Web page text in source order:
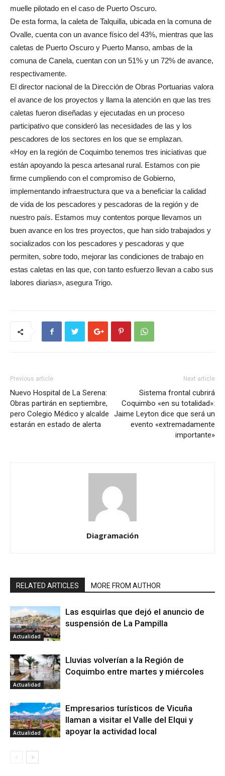
muelle pilotado en el caso de Puerto Oscuro.
De esta forma, la caleta de Talquilla, ubicada en la comuna de
Ovalle, cuenta con un avance físico del 43%, mientras que las
caletas de Puerto Oscuro y Puerto Manso, ambas de la
comuna de Canela, cuentan con un 51% y un 72% de avance,
respectivamente.
El director nacional de la Dirección de Obras Portuarias valora
el avance de los proyectos y llama la atención en que las tres
caletas fueron diseñadas y ejecutadas en un proceso
participativo que consideró las necesidades de las y los
pescadores de los sectores en los que se emplazan.
«Hoy en la región de Coquimbo tenemos tres iniciativas que
están apoyando la pesca artesanal rural. Estamos con pie
firme cumpliendo con el compromiso de Gobierno,
implementando infraestructura que va a beneficiar la calidad
de vida de los pescadores y pescadoras de la región y de
nuestro país. Estamos muy contentos porque llevamos un
buen avance en los tres proyectos, que han sido trabajados y
socializados con los pescadores y pescadoras y que
permiten, sobre todo, mejorar las condiciones de trabajo en
estas caletas en las que, con tanto esfuerzo llevan a cabo sus
labores diarias», asegura Trigo.
Previous article
Nuevo Hospital de La Serena:
Obras partirán en septiembre,
pero Colegio Médico y alcalde
estarán en estado de alerta
Next article
Sistema frontal cubrirá
Coquimbo «en su totalidad»:
Jaime Leyton dice que será un
evento «extremadamente
importante»
Diagramación
RELATED ARTICLES MORE FROM AUTHOR
Actualidad
Las esquirlas que dejó el anuncio de
suspensión de La Pampilla
Actualidad
Lluvias volverían a la Región de
Coquimbo entre martes y miércoles
Actualidad
Empresarios turísticos de Vicuña
llaman a visitar el Valle del Elqui y
apoyar la actividad local